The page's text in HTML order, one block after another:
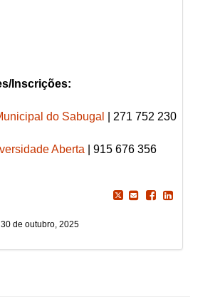
Inscrições:
do Sabugal | 271 752 230
Aberta | 915 676 356
30 de outubro, 2025